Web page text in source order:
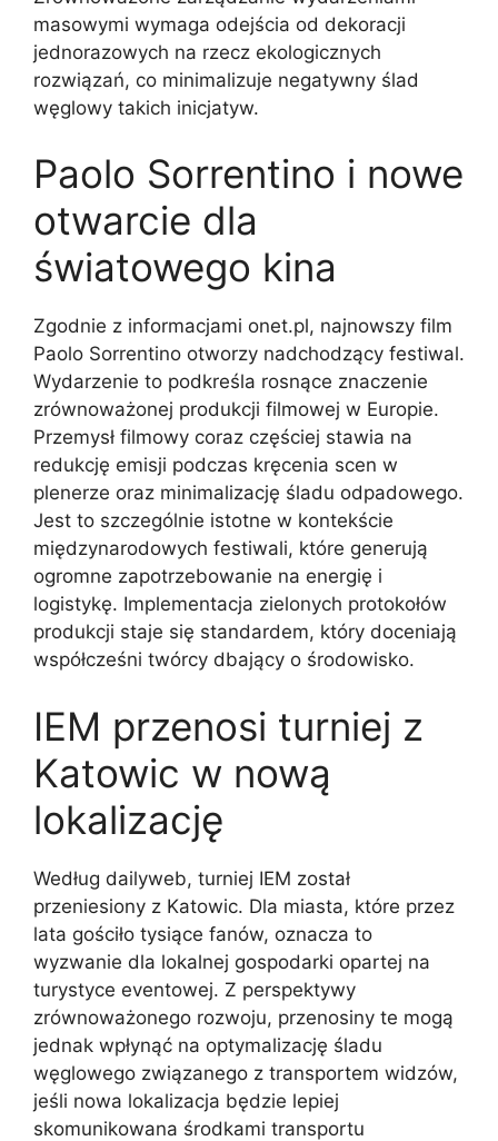
masowymi wymaga odejścia od dekoracji
jednorazowych na rzecz ekologicznych
rozwiązań, co minimalizuje negatywny ślad
węglowy takich inicjatyw.
Paolo Sorrentino i nowe
otwarcie dla
światowego kina
Zgodnie z informacjami onet.pl, najnowszy film
Paolo Sorrentino otworzy nadchodzący festiwal.
Wydarzenie to podkreśla rosnące znaczenie
zrównoważonej produkcji filmowej w Europie.
Przemysł filmowy coraz częściej stawia na
redukcję emisji podczas kręcenia scen w
plenerze oraz minimalizację śladu odpadowego.
Jest to szczególnie istotne w kontekście
międzynarodowych festiwali, które generują
ogromne zapotrzebowanie na energię i
logistykę. Implementacja zielonych protokołów
produkcji staje się standardem, który doceniają
współcześni twórcy dbający o środowisko.
IEM przenosi turniej z
Katowic w nową
lokalizację
Według dailyweb, turniej IEM został
przeniesiony z Katowic. Dla miasta, które przez
lata gościło tysiące fanów, oznacza to
wyzwanie dla lokalnej gospodarki opartej na
turystyce eventowej. Z perspektywy
zrównoważonego rozwoju, przenosiny te mogą
jednak wpłynąć na optymalizację śladu
węglowego związanego z transportem widzów,
jeśli nowa lokalizacja będzie lepiej
skomunikowana środkami transportu